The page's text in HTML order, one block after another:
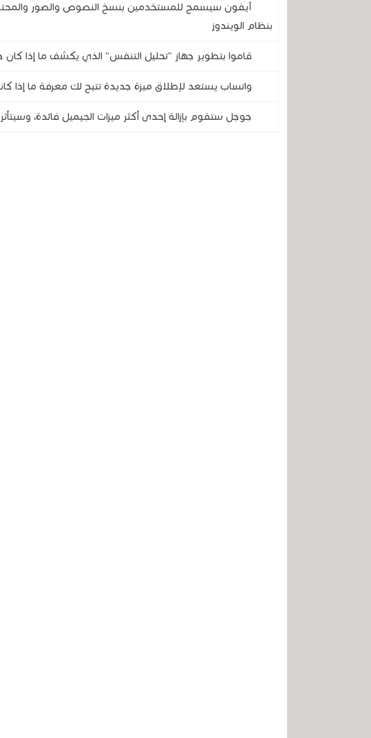
آيفون سيسمح للمستخدمين بنسخ النصوص والصور
بنظام الويندوز
قاموا بتطوير جهاز "تحليل التنفس" الذي يكشف ما إذا
واتساب يستعد لإطلاق ميزة جديدة تتيح لك معرفة ما إذا
جوجل ستقوم بإزالة إحدى أكثر ميزات الجيميل فائدة،